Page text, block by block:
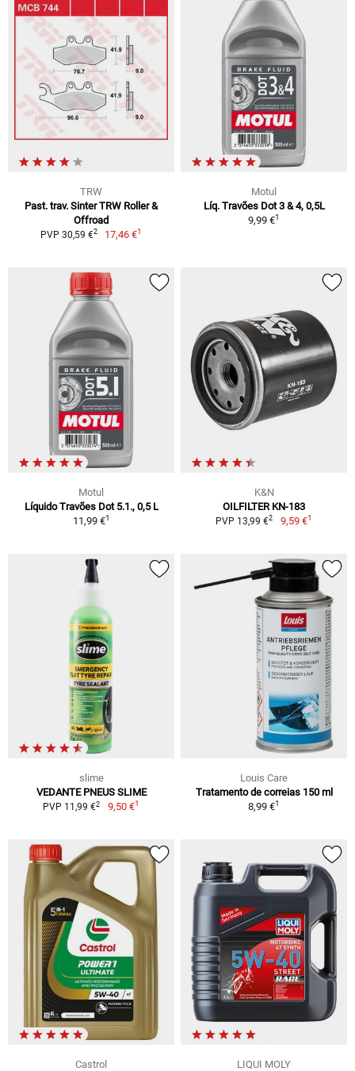
TRW
Past. trav. Sinter TRW Roller &
Offroad
PVP 30,59 €2 17,46 €1
Motul
Líq. Travões Dot 3 & 4, 0,5L
9,99 €1
Motul
Líquido Travões Dot 5.1., 0,5 L
11,99 €1
K&N
OILFILTER KN-183
PVP 13,99 €2 9,59 €1
slime
VEDANTE PNEUS SLIME
PVP 11,99 €2 9,50 €1
Louis Care
Tratamento de correias 150 ml
8,99 €1
Castrol
LIQUI MOLY